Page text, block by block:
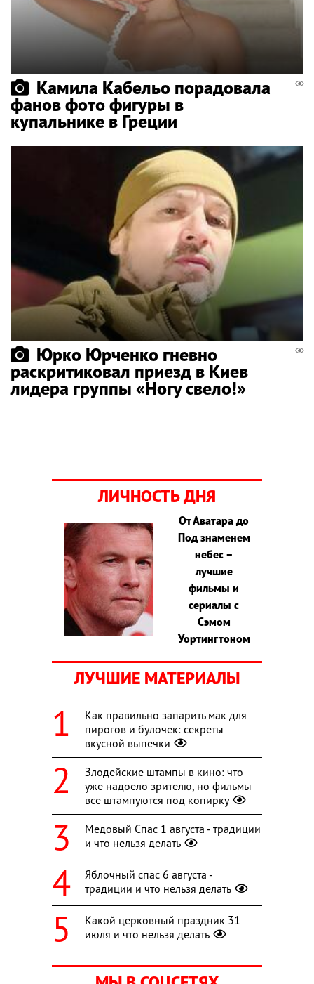
Камила Кабельо порадовала
фанов фото фигуры в
купальнике в Греции
Юрко Юрченко гневно
раскритиковал приезд в Киев
лидера группы «Ногу свело!»
ЛИЧНОСТЬ ДНЯ
От Аватара до
Под знаменем
небес –
лучшие
фильмы и
сериалы с
Сэмом
Уортингтоном
ЛУЧШИЕ МАТЕРИАЛЫ
Как правильно запарить мак для
пирогов и булочек: секреты
вкусной выпечки
Злодейские штампы в кино: что
уже надоело зрителю, но фильмы
все штампуются под копирку
Медовый Спас 1 августа - традиции
и что нельзя делать
Яблочный спас 6 августа -
традиции и что нельзя делать
Какой церковный праздник 31
июля и что нельзя делать